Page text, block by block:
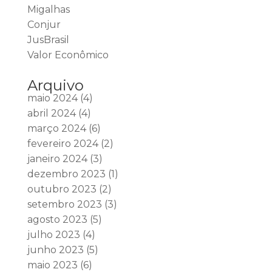
Migalhas
Conjur
JusBrasil
Valor Econômico
Arquivo
maio 2024(4)
abril 2024(4)
março 2024(6)
fevereiro 2024(2)
janeiro 2024(3)
dezembro 2023 (1)
outubro 2023 (2)
setembro 2023 (3)
agosto 2023 (5)
julho 2023 (4)
junho 2023 (5)
maio 2023 (6)